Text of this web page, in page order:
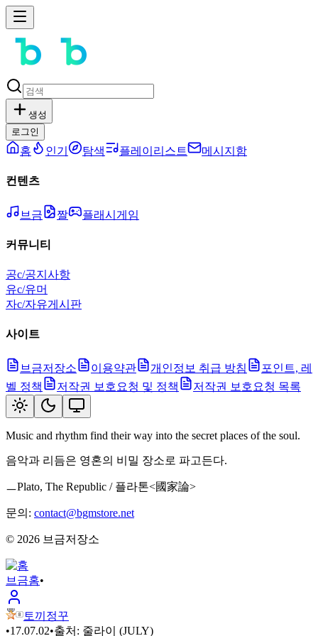
생성
로그인
홈 인기 탐색 플레이리스트 메시지함
컨텐츠
브금 짤 플래시게임
커뮤니티
공c/공지사항
유c/유머
자c/자유게시판
사이트
브금저장소 이용약관 개인정보 취급 방침
포인트, 레
벨 정책
저작권 보호요청 및 정책 저작권 보호요청 목록
Music and rhythm find their way into the secret places of the soul.
음악과 리듬은 영혼의 비밀 장소로 파고든다.
ㅡPlato, The Republic / 플라톤<國家論>
문의: contact@bgmstore.net
© 2026 브금저장소
브금홈•
토끼정꾸
•17.07.02•출처: 줄라이 (JULY)